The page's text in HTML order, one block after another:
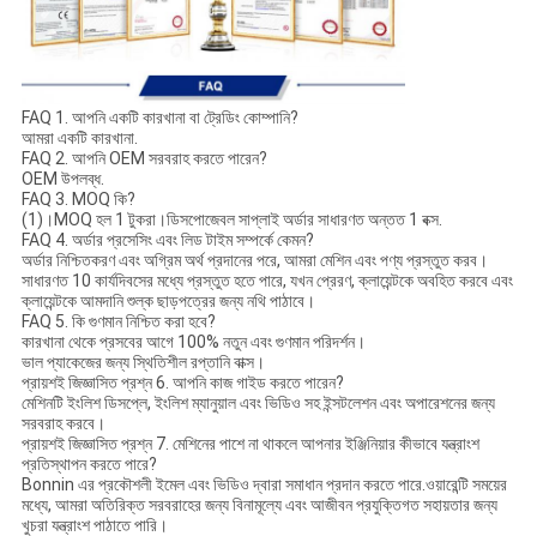
FAQ 1. আপনি একটি কারখানা বা ট্রেডিং কোম্পানি?
আমরা একটি কারখানা.
FAQ 2. আপনি OEM সরবরাহ করতে পারেন?
OEM উপলব্ধ.
FAQ 3. MOQ কি?
(1)।MOQ হল 1 টুকরা।ডিসপোজেবল সাপ্লাই অর্ডার সাধারণত অন্তত 1 বক্স.
FAQ 4. অর্ডার প্রসেসিং এবং লিড টাইম সম্পর্কে কেমন?
অর্ডার নিশ্চিতকরণ এবং অগ্রিম অর্থ প্রদানের পরে, আমরা মেশিন এবং পণ্য প্রস্তুত করব।
সাধারণত 10 কার্যদিবসের মধ্যে প্রস্তুত হতে পারে, যখন প্রেরণ, ক্লায়েন্টকে অবহিত করবে এবং
ক্লায়েন্টকে আমদানি শুল্ক ছাড়পত্রের জন্য নথি পাঠাবে।
FAQ 5. কি গুণমান নিশ্চিত করা হবে?
কারখানা থেকে প্রসবের আগে 100% নতুন এবং গুণমান পরিদর্শন।
ভাল প্যাকেজের জন্য স্থিতিশীল রপ্তানি বাক্স।
প্রায়শই জিজ্ঞাসিত প্রশ্ন 6. আপনি কাজ গাইড করতে পারেন?
মেশিনটি ইংলিশ ডিসপ্লে, ইংলিশ ম্যানুয়াল এবং ভিডিও সহ ইন্সটলেশন এবং অপারেশনের জন্য
সরবরাহ করবে।
প্রায়শই জিজ্ঞাসিত প্রশ্ন 7. মেশিনের পাশে না থাকলে আপনার ইঞ্জিনিয়ার কীভাবে যন্ত্রাংশ
প্রতিস্থাপন করতে পারে?
Bonnin এর প্রকৌশলী ইমেল এবং ভিডিও দ্বারা সমাধান প্রদান করতে পারে.ওয়ারেন্টি সময়ের
মধ্যে, আমরা অতিরিক্ত সরবরাহের জন্য বিনামূল্যে এবং আজীবন প্রযুক্তিগত সহায়তার জন্য
খুচরা যন্ত্রাংশ পাঠাতে পারি।